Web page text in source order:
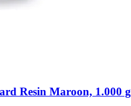
Resin Maroon, 1.000 g